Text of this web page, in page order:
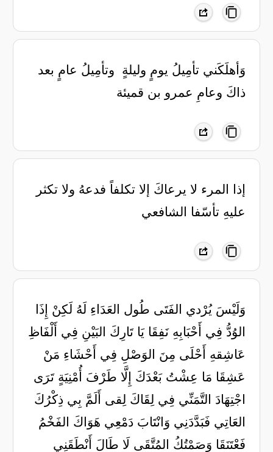
‏وَأهلَكَني تأمِيلُ يومٍ وليلةٍ ‏ وتأمِيلُ عامٍ بعد
ذاكَ وعامِ ‏عمرو بن قميئة
إذا المرء لا يرعاكَ إلا تكلفاً فدعهُ ولا تكثر
عليهِ تأسّفا الشافعي
وَلَيْسَ يُرْدي الفَتَى طُول العَدَاءِ لَهُ لَكِنْ إِذَا
الوُدُّ فِي أَحْبَابِهِ نَفِقَا يَا تَارِكَ البَيْنِ فِي أَلْفَاظِ
عَاشِقهِ أَحْلَى مِنَ الوَصْلِ فِي أَحْشَاءِ مَنْ
عَشِقَا مَا عِشْتُ بَعْدَكَ إِلَّا طَرْفَ أُمْنِيَةٍ تَرَى
اجْتِهَادَ التَّمَنِّي فِي لِقَاكَ لِقى أَلَمَّ بِي ذِكْرُكَ
العَاتِي فَبَدَّدَنِي وَانْتَابَ دَمْعِي هَوَاكَ الفَخْمُ
فَعْتَنَقَا وَصَمْتُكُ المُتَّقَى لَا طَالَ أَنْطَقَنِي